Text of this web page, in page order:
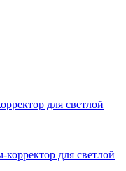
для светлой